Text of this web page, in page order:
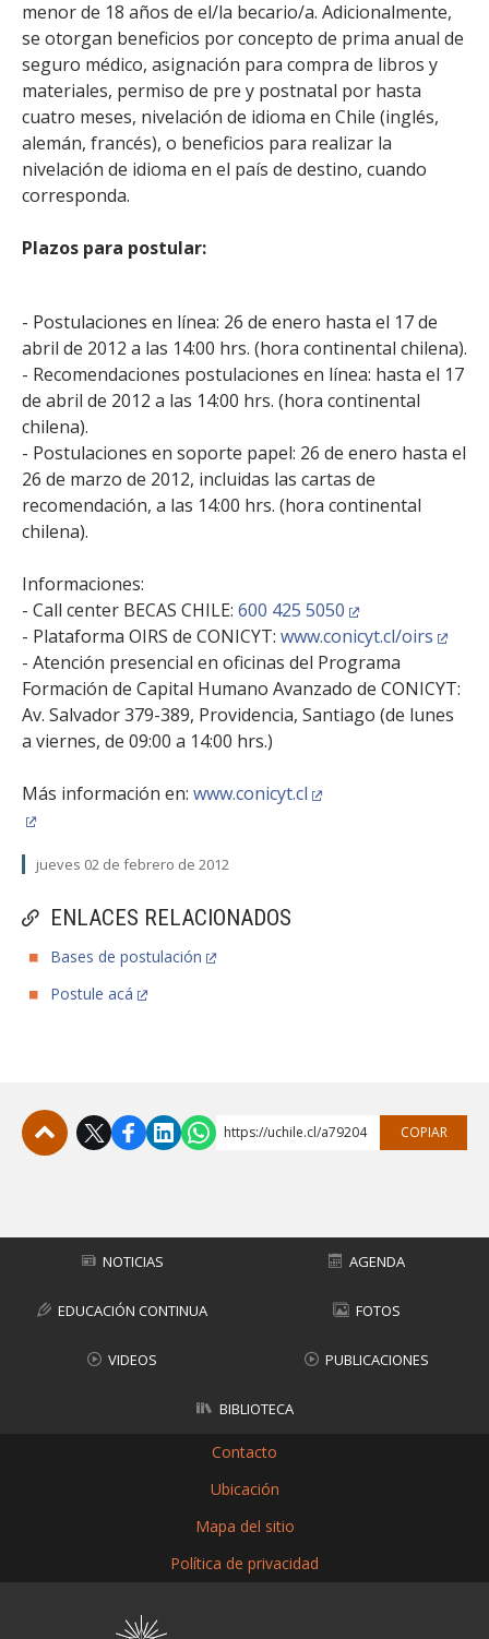
ENLACES RELACIONADOS
Bases de postulación
Postule acá
menor de 18 años de el/la becario/a. Adicionalmente,
se otorgan beneficios por concepto de prima anual de
seguro médico, asignación para compra de libros y
materiales, permiso de pre y postnatal por hasta
cuatro meses, nivelación de idioma en Chile (inglés,
alemán, francés), o beneficios para realizar la
nivelación de idioma en el país de destino, cuando
corresponda.
Plazos para postular:
- Postulaciones en línea: 26 de enero hasta el 17 de
abril de 2012 a las 14:00 hrs. (hora continental chilena).
- Recomendaciones postulaciones en línea: hasta el 17
de abril de 2012 a las 14:00 hrs. (hora continental
chilena).
- Postulaciones en soporte papel: 26 de enero hasta el
26 de marzo de 2012, incluidas las cartas de
recomendación, a las 14:00 hrs. (hora continental
chilena).
Informaciones:
- Call center BECAS CHILE: 600 425 5050
- Plataforma OIRS de CONICYT: www.conicyt.cl/oirs
- Atención presencial en oficinas del Programa
Formación de Capital Humano Avanzado de CONICYT:
Av. Salvador 379-389, Providencia, Santiago (de lunes
a viernes, de 09:00 a 14:00 hrs.)
Más información en: www.conicyt.cl
jueves 02 de febrero de 2012
https://uchile.cl/a79204 COPIAR
NOTICIAS AGENDA
EDUCACIÓN CONTINUA FOTOS
VIDEOS PUBLICACIONES
BIBLIOTECA
Contacto
Ubicación
Mapa del sitio
Política de privacidad